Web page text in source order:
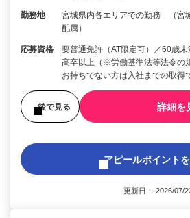
勤務地
宮城県内各エリアでの勤務 （宮
配属）
応募資格
要普通免許（AT限定可）／60歳
高卒以上（※労働基準法等法令の
お持ちでない方は入社までの取得
後で見る 詳細を
アピールポイント
更新日： 2026/07/